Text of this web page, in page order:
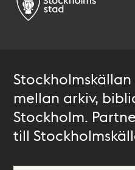
mellan arkiv,
Stockholm.
till